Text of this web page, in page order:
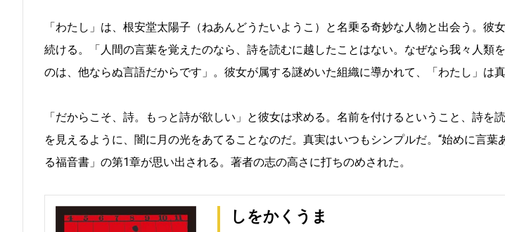
「わたし」は、根安堂太陽子（ねあんどうたいようこ）と名乗る奇妙な人物と出会う。彼
続ける。「人間の言葉を覚えたのなら、詩を読むに越したことはない。なぜなら我々人類
のは、他ならぬ言語だからです」。彼女が属する謎めいた組織に導かれて、「わたし」は
「だからこそ、詩。もっと詩が欲しい」と彼女は求める。名前を付けるということ、詩を
を見えるように、闇に月の光をあてることなのだ。真実はいつもシンプルだ。“始めに言葉
る福音書」の第1章が思い出される。著者の志の高さに打ちのめされた。
しをかくうま